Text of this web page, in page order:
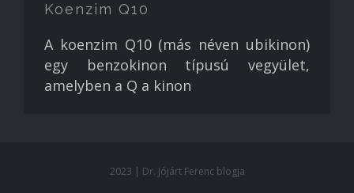
Koenzim Q10
A koenzim Q10 (más néven ubikinon)
egy benzokinon típusú vegyület,
amelyben a Q a kinon
2023 | Dr. Jójárt Ferenc blogja